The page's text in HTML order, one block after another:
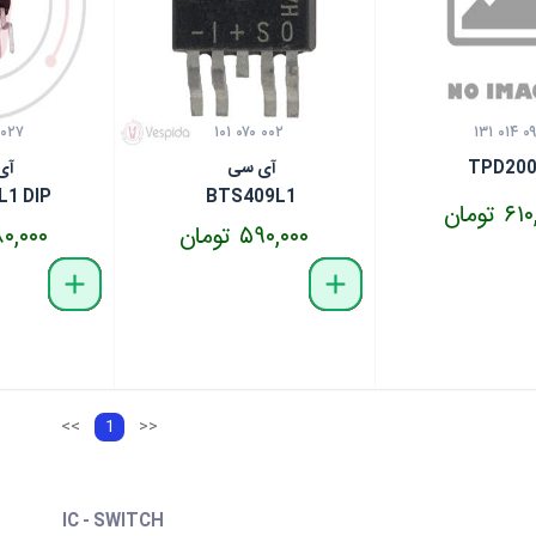
۰۱۴ ۰۹۵ ۱۰۱ ۰۷۰ ۰۰۲
آی سی
BTS409L1
۵۹۰,۰۰۰ تومان
delete
remove
add
DIP
۹۸۰,۰۰۰
delete
remove
add
<< 1 >>
IC - SWITCH